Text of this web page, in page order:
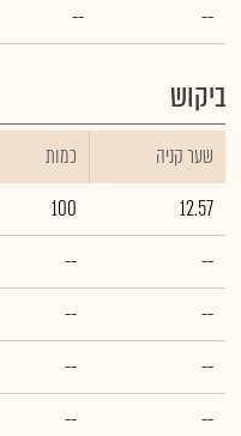
--
--
ביקוש
שער קניה כמות
12.57
100
--
--
--
--
--
--
--
--